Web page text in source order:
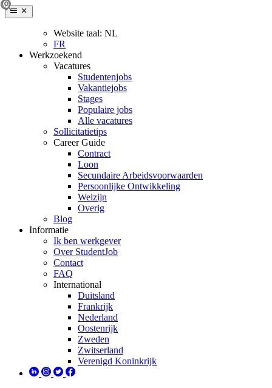
Website taal: NL
FR
Werkzoekend
Vacatures
Studentenjobs
Vakantiejobs
Stages
Populaire jobs
Alle vacatures
Sollicitatietips
Career Guide
Contract
Loon
Secundaire Arbeidsvoorwaarden
Persoonlijke Ontwikkeling
Welzijn
Overig
Blog
Informatie
Ik ben werkgever
Over StudentJob
Contact
FAQ
International
Duitsland
Frankrijk
Nederland
Oostenrijk
Zweden
Zwitserland
Verenigd Koninkrijk